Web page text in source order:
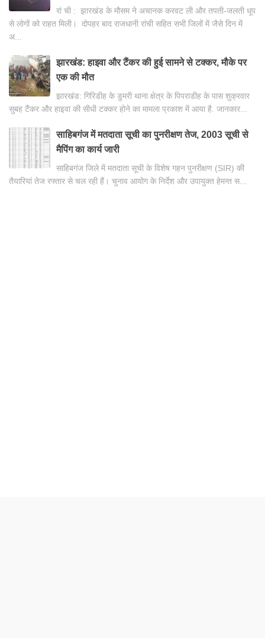
रां ची : झारखंड के मौसम ने अचानक करवट ली और तपती-जलती धूप
से लोगों को राहत मिली। दोपहर बाद राजधानी रांची सहित सभी जिलों में जैसे दिन में
अ...
झारखंड: हाइवा और टैंकर की हुई सामने से टक्कर, मौके पर
एक की मौत
झारखंड: गिरिडीह के डुमरी थाना क्षेत्र के पिपराडीह के पास शुक्रवार
सुबह टैंकर और हाइवा की सीधी टक्कर होने का मामला प्रकाश में आया है. जानकार...
साहिबगंज में मतदाता सूची का पुनरीक्षण तेज, 2003 सूची से
मैपिंग का कार्य जारी
साहिबगंज जिले में मतदाता सूची के विशेष गहन पुनरीक्षण (SIR) की
तैयारियां तेज रफ्तार से चल रही हैं। चुनाव आयोग के निर्देश और उपायुक्त हेमन्त स...